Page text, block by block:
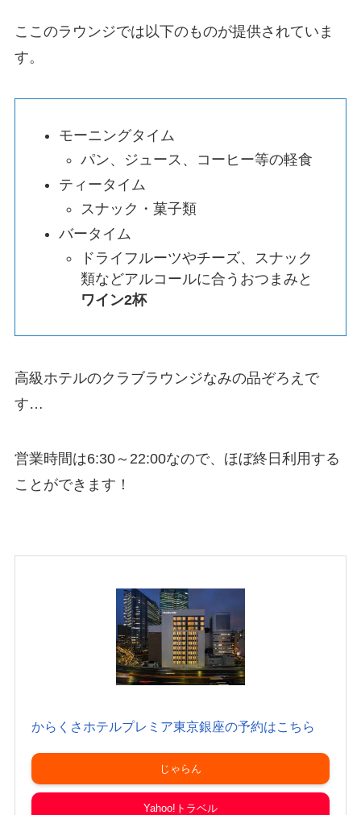
ここのラウンジでは以下のものが提供されていま
す。
モーニングタイム
パン、ジュース、コーヒー等の軽食
ティータイム
スナック・菓子類
バータイム
ドライフルーツやチーズ、スナック
類などアルコールに合うおつまみと
ワイン2杯
高級ホテルのクラブラウンジなみの品ぞろえで
す…
営業時間は6:30～22:00なので、ほぼ終日利用する
ことができます！
からくさホテルプレミア東京銀座の予約はこちら
じゃらん
Yahoo!トラベル